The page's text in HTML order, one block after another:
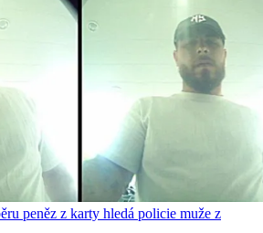
peněz z karty hledá policie muže z